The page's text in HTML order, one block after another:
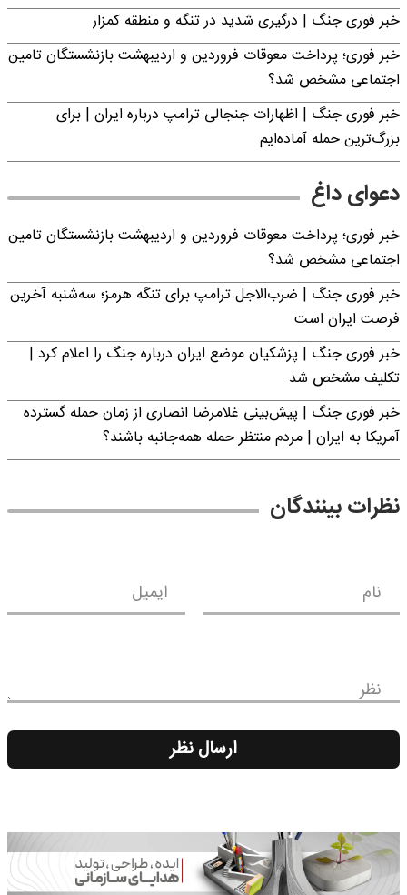
خبر فوری جنگ | درگیری شدید در تنگه و منطقه کمزار
خبر فوری؛ پرداخت معوقات فروردین و اردیبهشت بازنشستگان تامین
اجتماعی مشخص شد؟
خبر فوری جنگ | اظهارات جنجالی ترامپ درباره ایران | برای
بزرگ‌ترین حمله آماده‌ایم
دعوای داغ
خبر فوری؛ پرداخت معوقات فروردین و اردیبهشت بازنشستگان تامین
اجتماعی مشخص شد؟
خبر فوری جنگ | ضرب‌الاجل ترامپ برای تنگه هرمز؛ سه‌شنبه آخرین
فرصت ایران است
خبر فوری جنگ | پزشکیان موضع ایران درباره جنگ را اعلام کرد |
تکلیف مشخص شد
خبر فوری جنگ | پیش‌بینی غلامرضا انصاری از زمان حمله گسترده
آمریکا به ایران | مردم منتظر حمله همه‌جانبه باشند؟
نظرات بینندگان
نام ایمیل
نظر
ارسال نظر